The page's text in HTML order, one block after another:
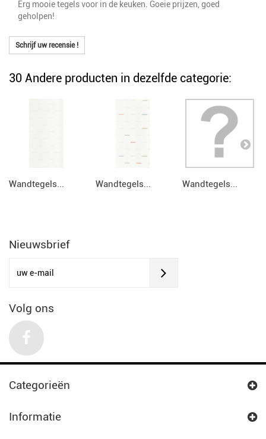
Erg mooie tegels voor in de keuken. Goeie prijzen, goed
geholpen!
Schrijf uw recensie !
30 Andere producten in dezelfde categorie:
Wandtegels... Wandtegels... Wandtegels...
Nieuwsbrief
Volg ons
Categorieën
Informatie